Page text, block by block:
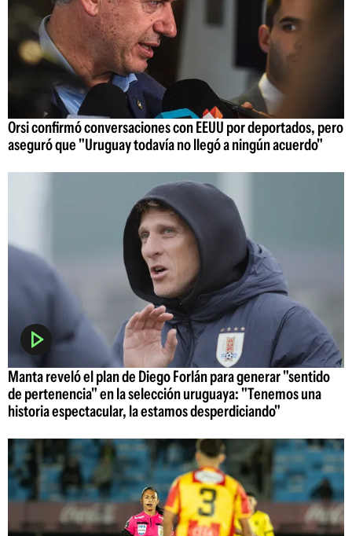
Orsi confirmó conversaciones con EEUU por deportados, pero
aseguró que "Uruguay todavía no llegó a ningún acuerdo"
Manta reveló el plan de Diego Forlán para generar "sentido
de pertenencia" en la selección uruguaya: "Tenemos una
historia espectacular, la estamos desperdiciando"